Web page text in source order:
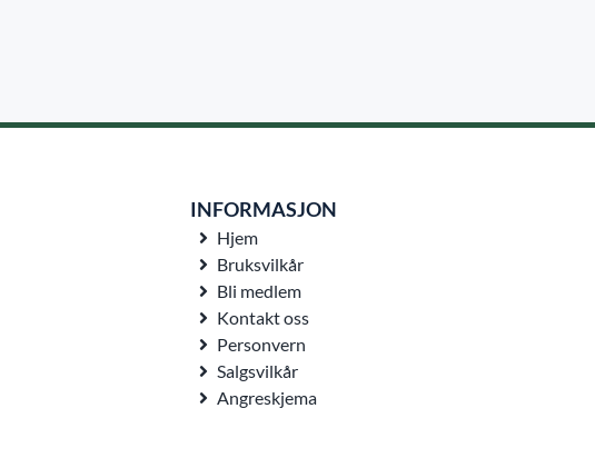
INFORMASJON
Hjem
Bruksvilkår
Bli medlem
Kontakt oss
Personvern
Salgsvilkår
Angreskjema